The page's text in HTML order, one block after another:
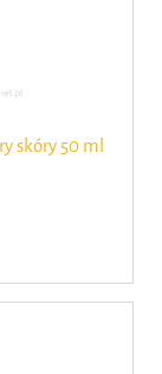
skóry 50 ml